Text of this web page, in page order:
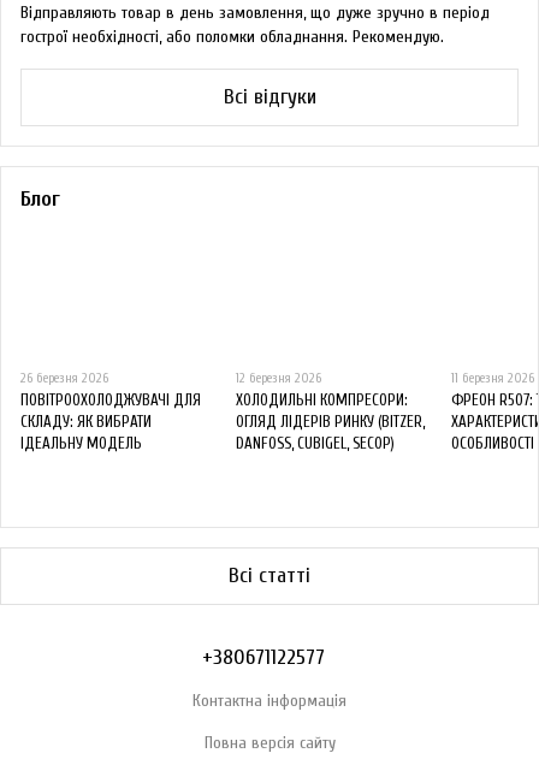
Відправляють товар в день замовлення, що дуже зручно в період
гострої необхідності, або поломки обладнання. Рекомендую.
Всі відгуки
Блог
26 березня 2026
ПОВІТРООХОЛОДЖУВАЧІ ДЛЯ
СКЛАДУ: ЯК ВИБРАТИ
ІДЕАЛЬНУ МОДЕЛЬ
12 березня 2026
ХОЛОДИЛЬНІ КОМПРЕСОРИ:
ОГЛЯД ЛІДЕРІВ РИНКУ (BITZER,
DANFOSS, CUBIGEL, SECOP)
11 березня 2026
ФРЕОН R507:
Всі статті
+380671122577
Контактна інформація
Повна версія сайту